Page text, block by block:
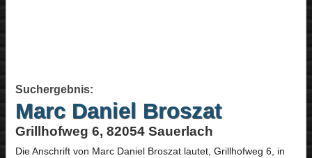
Suchergebnis:
Marc Daniel Broszat
Grillhofweg 6, 82054 Sauerlach
Die Anschrift von Marc Daniel Broszatlautet, Grillhofweg 6, in